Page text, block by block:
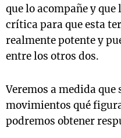
que lo acompañe y
crítica para que esta
realmente potente y
entre los otros dos.
Veremos a medida
movimientos qué
podremos obtener